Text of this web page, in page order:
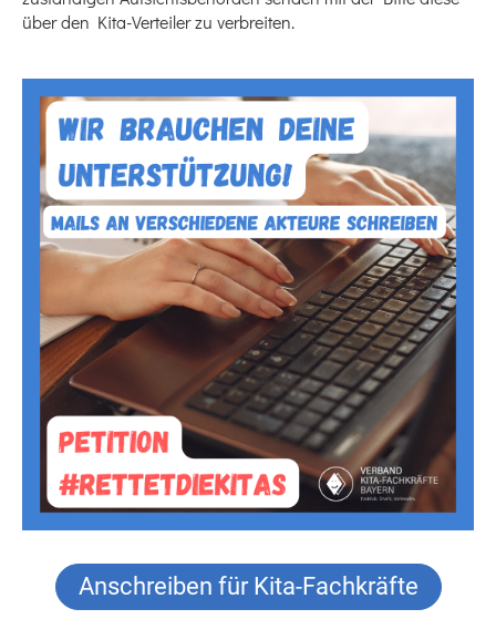
über den Kita-Verteiler zu verbreiten.
Anschreiben für Kita-Fachkräfte